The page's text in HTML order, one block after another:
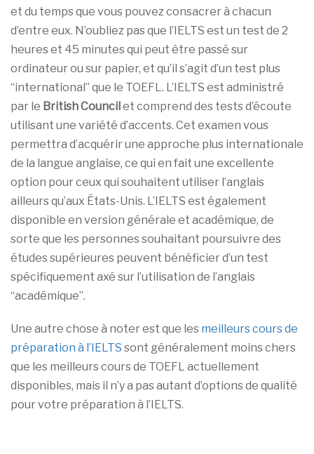
et du temps que vous pouvez consacrer à chacun
d’entre eux. N’oubliez pas que l’IELTS est un test de 2
heures et 45 minutes qui peut être passé sur
ordinateur ou sur papier, et qu’il s’agit d’un test plus
“international” que le TOEFL. L’IELTS est administré
par le British Councilet comprend des tests d’écoute
utilisant une variété d’accents. Cet examen vous
permettra d’acquérir une approche plus internationale
de la langue anglaise, ce qui en fait une excellente
option pour ceux qui souhaitent utiliser l’anglais
ailleurs qu’aux États-Unis. L’IELTS est également
disponible en version générale et académique, de
sorte que les personnes souhaitant poursuivre des
études supérieures peuvent bénéficier d’un test
spécifiquement axé sur l’utilisation de l’anglais
“académique”.
Une autre chose à noter est que les meilleurs cours de
préparation à l’IELTS sont généralement moins chers
que les meilleurs cours de TOEFL actuellement
disponibles, mais il n’y a pas autant d’options de qualité
pour votre préparation à l’IELTS.